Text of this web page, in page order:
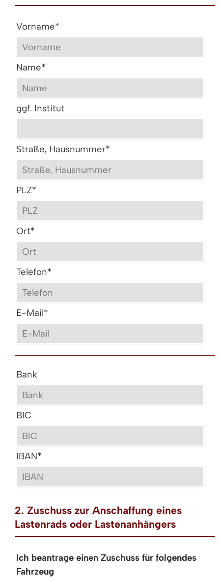
Vorname*
Name*
ggf. Institut
Straße, Hausnummer*
PLZ*
Ort*
Telefon*
E-Mail*
Bank
BIC
IBAN*
2. Zuschuss zur Anschaffung eines
Lastenrads oder Lastenanhängers
Ich beantrage einen Zuschuss für folgendes
Fahrzeug